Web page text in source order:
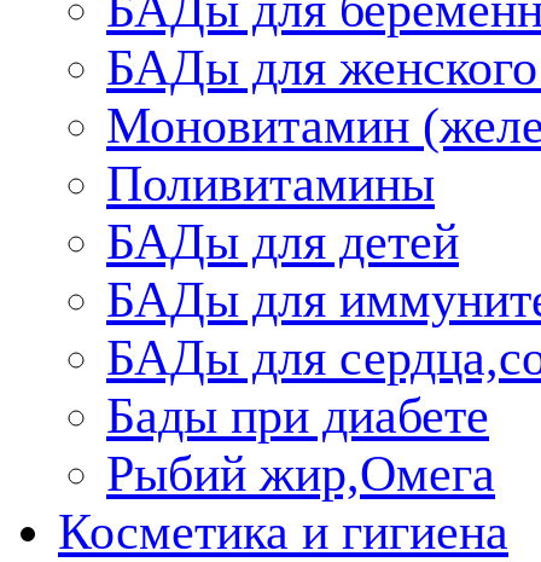
БАДы для женского
Моновитамин
Поливитамины
БАДы для детей
БАДы для
БАДы для
Бады при диабете
Рыбий жир,Омега
Косметика и гигиена